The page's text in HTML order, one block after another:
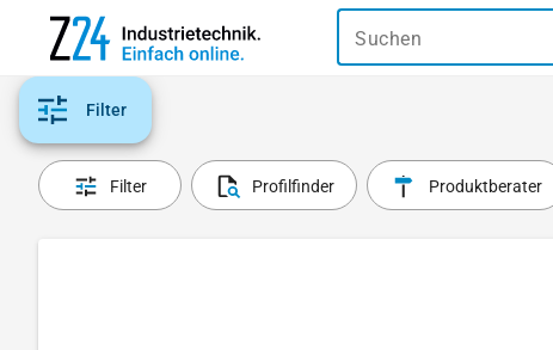
Suchen
Filter
Filter Profilfinder Produktberater